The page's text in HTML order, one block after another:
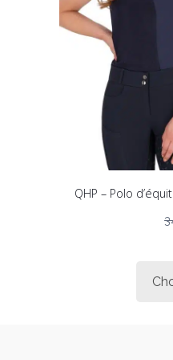
QHP – Polo